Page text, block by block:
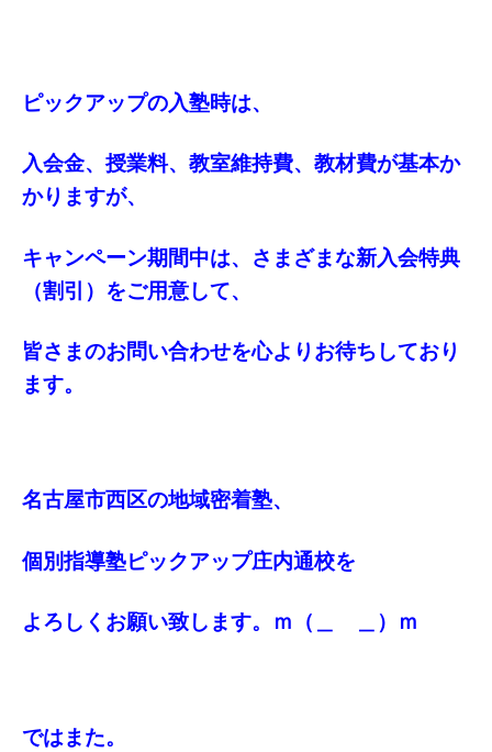
ピックアップの入塾時は、
入会金、授業料、教室維持費、教材費が基本か
かりますが、
キャンペーン期間中は、さまざまな新入会特典
（割引）をご用意して、
皆さまのお問い合わせを心よりお待ちしており
ます。
名古屋市西区の地域密着塾、
個別指導塾ピックアップ庄内通校を
よろしくお願い致します。ｍ（＿ ＿）ｍ
ではまた。